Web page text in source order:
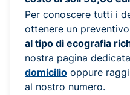
Per conoscere tutti i
ottenere un
al tipo di ecografia
nostra pagina
domicilio oppure
al nostro numero.